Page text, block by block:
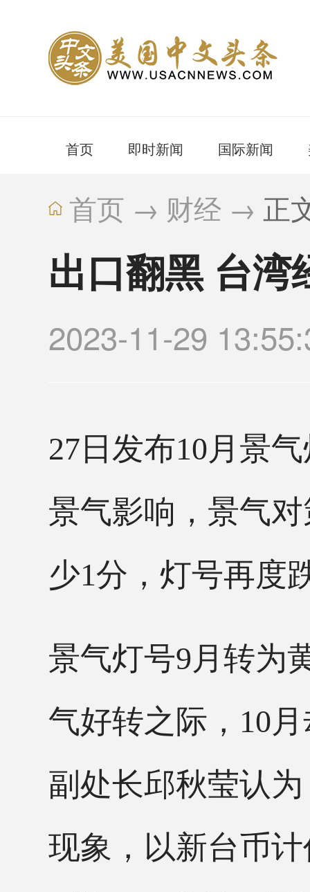
首页 即时新闻 国际新闻
首页 → 财经 → 正
出口翻黑 台
2023-11-29
27日发布10月景
景气影响，景气
少1分，灯号再度
景气灯号9月转为
气好转之际，10
副处长邱秋莹认
现象，以新台币